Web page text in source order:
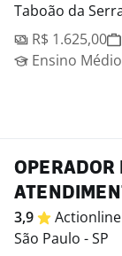
Taboão da
R$ 1.625,00
Ensino
OPERADOR
3,9 Actionline
São Paulo - SP